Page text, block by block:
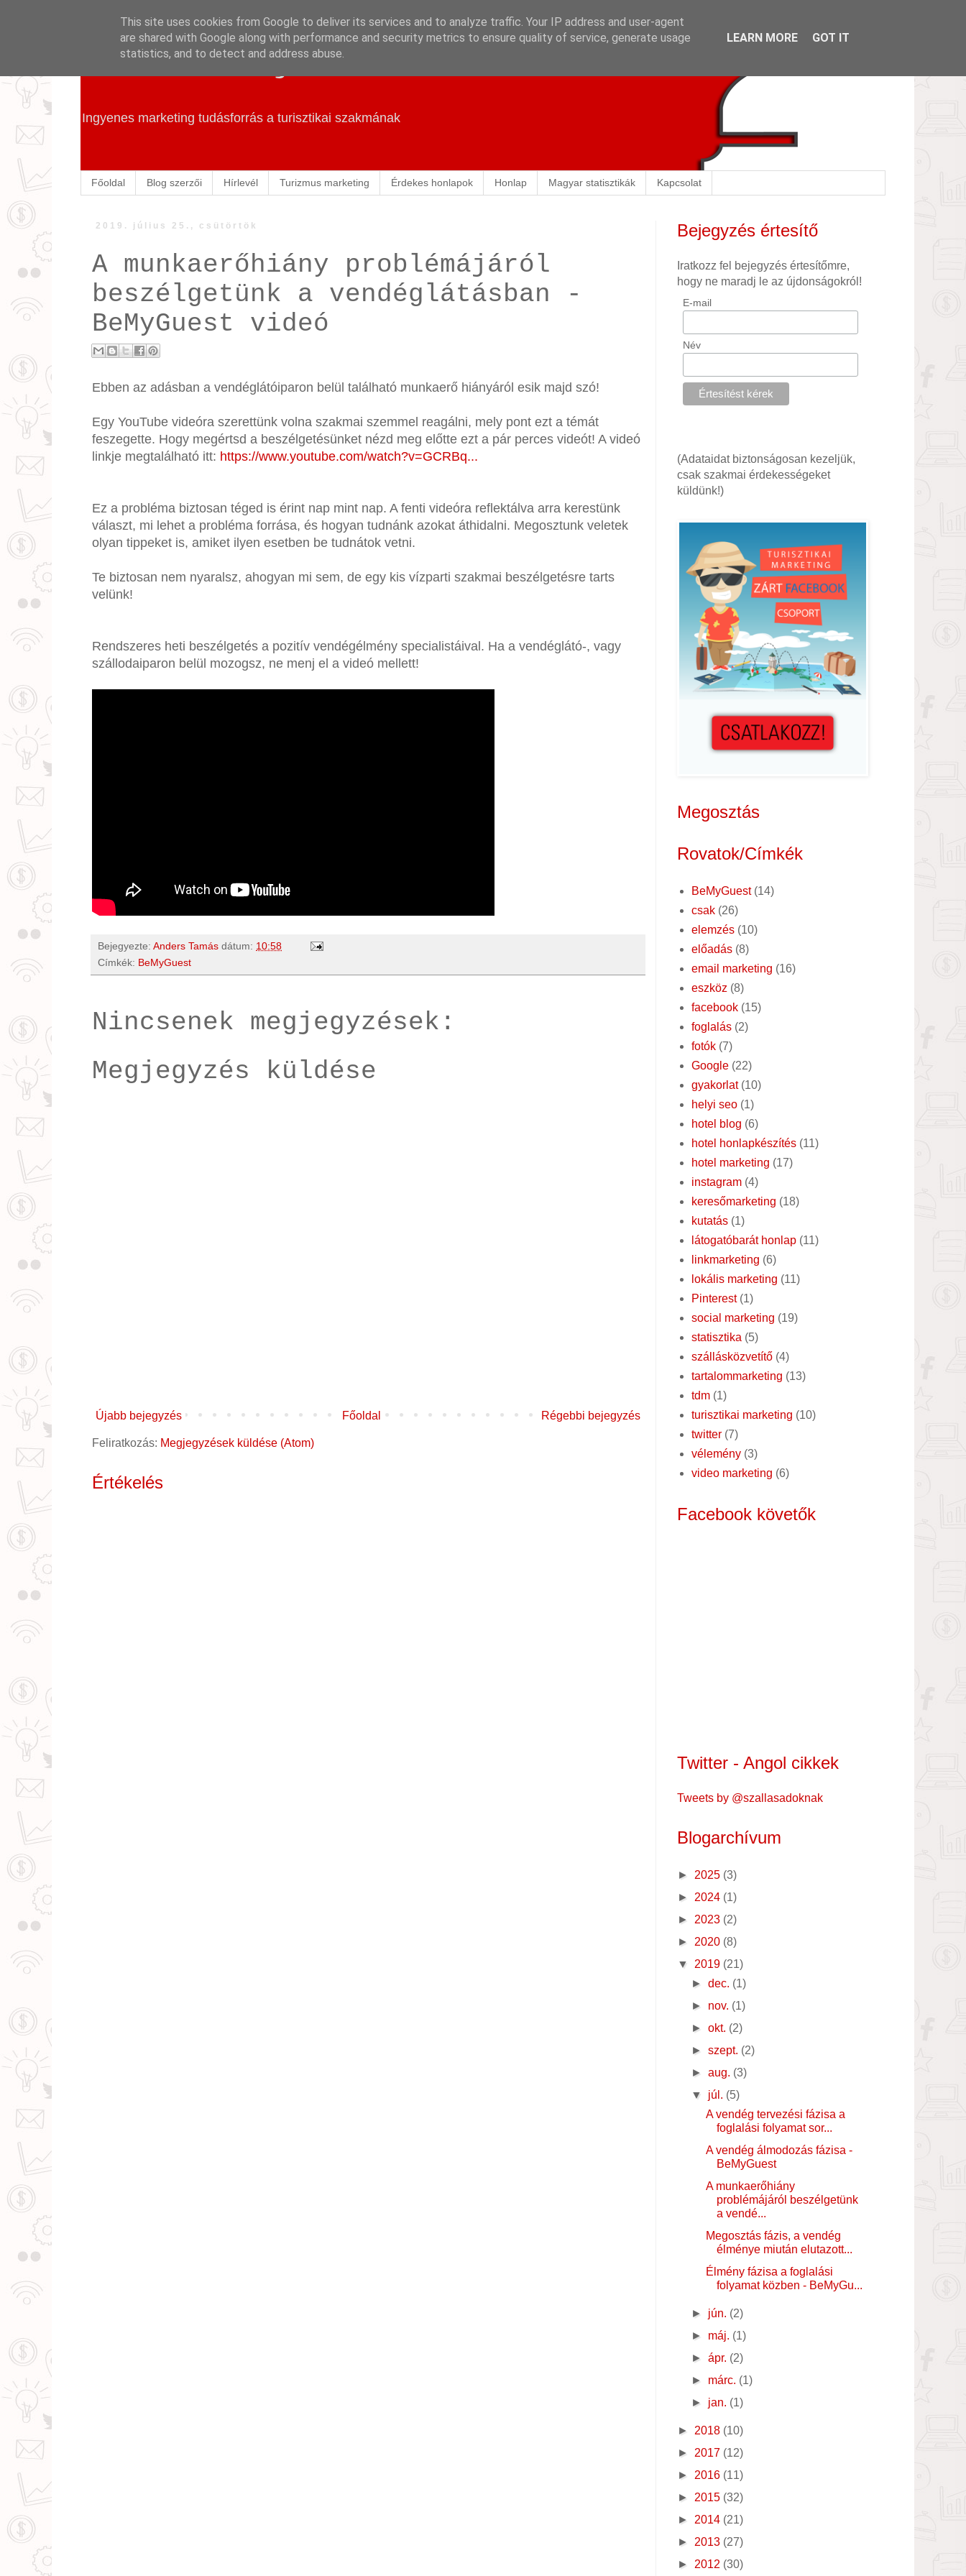
Szállás Marketing
Ingyenes marketing tudásforrás a turisztikai szakmának
Főoldal Blog szerzői Hírlevél Turizmus marketing Érdekes honlapok Honlap Magyar statisztikák Kapcsolat
2019. július 25., csütörtök
A munkaerőhiány problémájáról
beszélgetünk a vendéglátásban -
BeMyGuest videó
Ebben az adásban a vendéglátóiparon belül található munkaerő hiányáról esik majd szó!
Egy YouTube videóra szerettünk volna szakmai szemmel reagálni, mely pont ezt a témát
feszegette. Hogy megértsd a beszélgetésünket nézd meg előtte ezt a pár perces videót! A videó
linkje megtalálható itt: https://www.youtube.com/watch?v=GCRBq...
Ez a probléma biztosan téged is érint nap mint nap. A fenti videóra reflektálva arra kerestünk
választ, mi lehet a probléma forrása, és hogyan tudnánk azokat áthidalni. Megosztunk veletek
olyan tippeket is, amiket ilyen esetben be tudnátok vetni.
Te biztosan nem nyaralsz, ahogyan mi sem, de egy kis vízparti szakmai beszélgetésre tarts
velünk!
Rendszeres heti beszélgetés a pozitív vendégélmény specialistáival. Ha a vendéglátó-, vagy
szállodaiparon belül mozogsz, ne menj el a videó mellett!
Bejegyezte: Anders Tamás dátum: 10:58
Címkék: BeMyGuest
Nincsenek megjegyzések:
Megjegyzés küldése
Újabb bejegyzés Régebbi bejegyzés
Főoldal
Feliratkozás: Megjegyzések küldése (Atom)
Értékelés
Bejegyzés értesítő
Iratkozz fel bejegyzés értesítőmre,
hogy ne maradj le az újdonságokról!
E-mail
Név
(Adataidat biztonságosan kezeljük,
csak szakmai érdekességeket
küldünk!)
Megosztás
Rovatok/Címkék
BeMyGuest (14)
csak (26)
elemzés (10)
előadás (8)
email marketing (16)
eszköz (8)
facebook (15)
foglalás (2)
fotók (7)
Google (22)
gyakorlat (10)
helyi seo (1)
hotel blog (6)
hotel honlapkészítés (11)
hotel marketing (17)
instagram (4)
keresőmarketing (18)
kutatás (1)
látogatóbarát honlap (11)
linkmarketing (6)
lokális marketing (11)
Pinterest (1)
social marketing (19)
statisztika (5)
szállásközvetítő (4)
tartalommarketing (13)
tdm (1)
turisztikai marketing (10)
twitter (7)
vélemény (3)
video marketing (6)
Facebook követők
Twitter - Angol cikkek
Tweets by @szallasadoknak
Blogarchívum
► 2025 (3)
► 2024 (1)
► 2023 (2)
► 2020 (8)
▼ 2019 (21)
►dec. (1)
► nov. (1)
►okt. (2)
►szept. (2)
►aug. (3)
▼ júl. (5)
A vendég tervezési fázisa a
foglalási folyamat sor...
A vendég álmodozás fázisa -
BeMyGuest
A munkaerőhiány
problémájáról beszélgetünk
a vendé...
Megosztás fázis, a vendég
élménye miután elutazott...
Élmény fázisa a foglalási
folyamat közben - BeMyGu...
► jún. (2)
► máj. (1)
►ápr. (2)
► márc. (1)
► jan. (1)
► 2018 (10)
► 2017 (12)
► 2016 (11)
► 2015 (32)
► 2014 (21)
► 2013 (27)
► 2012 (30)
This site uses cookies from Google to deliver its services and to analyze traffic. Your IP address and user-agent
are shared with Google along with performance and security metrics to ensure quality of service, generate usage
statistics, and to detect and address abuse.
LEARN MORE GOT IT